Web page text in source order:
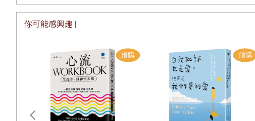
最近香奈兒請了布萊德彼特來為No.5香水廣告，引起一陣風潮。其
nothing but No.5」是許多消費者心中永遠的台詞。
知名影集「慾望城市」裡面的女主角凱莉，對櫥窗裡的Manolo
你可能感興趣 |